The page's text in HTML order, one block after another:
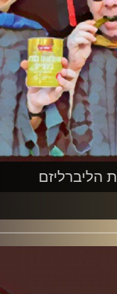
הליברליזם
ספת הפסיכולוג, עם